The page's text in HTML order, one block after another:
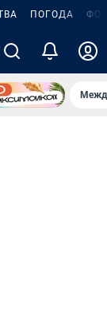
ПОГОДА